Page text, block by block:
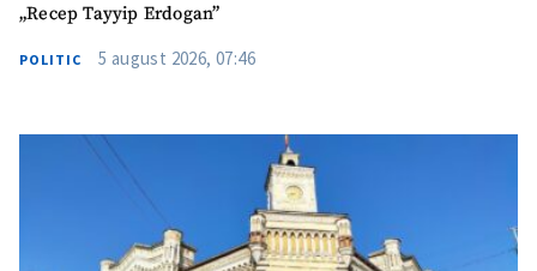
„Recep Tayyip Erdogan”
POLITIC 5 august 2026, 07:46